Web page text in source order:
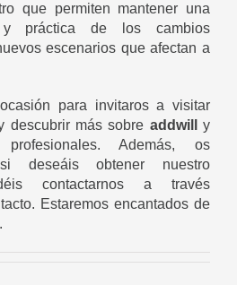
que permiten mantener una
y práctica de los cambios
escenarios que afectan a
para invitaros a visitar
descubrir más sobre addwill
y
Además, os
deseáis obtener nuestro
contactarnos a través
. Estaremos encantados de